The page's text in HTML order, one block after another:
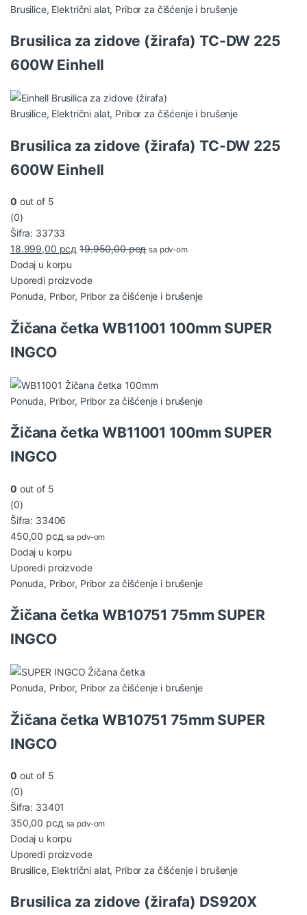
Brusilice, Električni alat, Pribor za čišćenje i brušenje
Brusilica za zidove (žirafa) TC-DW 225
600W Einhell
Brusilice, Električni alat, Pribor za čišćenje i brušenje
Brusilica za zidove (žirafa) TC-DW 225
600W Einhell
0 out of 5
(0)
Šifra: 33733
18.999,00 рсд 19.950,00рсд sa pdv-om
Dodaj u korpu
Uporedi proizvode
Ponuda, Pribor, Pribor za čišćenje i brušenje
Žičana četka WB11001 100mm SUPER
INGCO
Ponuda, Pribor, Pribor za čišćenje i brušenje
Žičana četka WB11001 100mm SUPER
INGCO
0 out of 5
(0)
Šifra: 33406
450,00 рсд sa pdv-om
Dodaj u korpu
Uporedi proizvode
Ponuda, Pribor, Pribor za čišćenje i brušenje
Žičana četka WB10751 75mm SUPER
INGCO
Ponuda, Pribor, Pribor za čišćenje i brušenje
Žičana četka WB10751 75mm SUPER
INGCO
0 out of 5
(0)
Šifra: 33401
350,00 рсд sa pdv-om
Dodaj u korpu
Uporedi proizvode
Brusilice, Električni alat, Pribor za čišćenje i brušenje
Brusilica za zidove (žirafa) DS920X